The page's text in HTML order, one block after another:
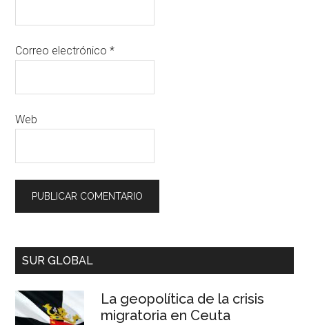
Correo electrónico*
Web
SUR GLOBAL
La geopolítica de la crisis
migratoria en Ceuta